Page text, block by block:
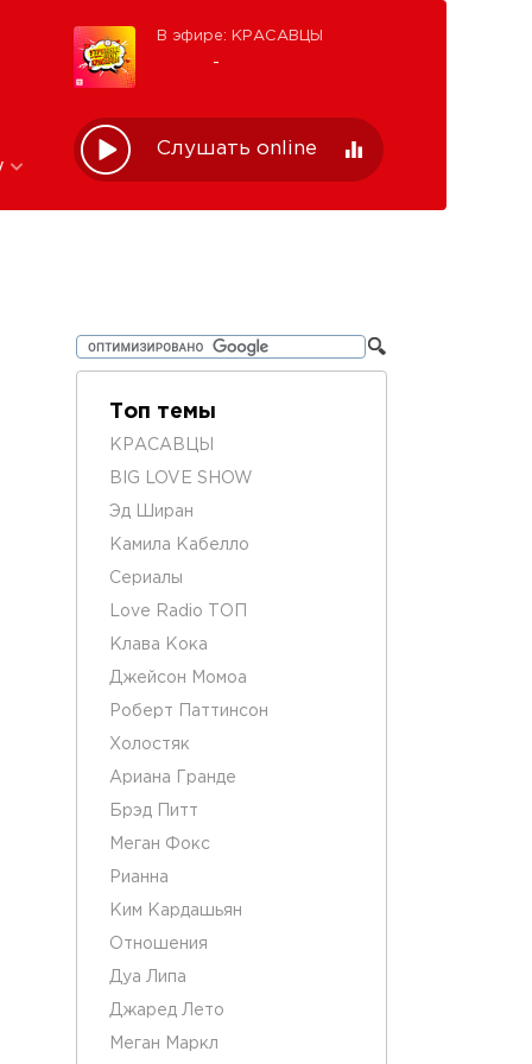
В эфире: КРАСАВЦЫ
Слушать online
Топ темы
КРАСАВЦЫ
BIG LOVE SHOW
Эд Ширан
Камила Кабелло
Сериалы
Love Radio ТОП
Клава Кока
Джейсон Момоа
Роберт Паттинсон
Холостяк
Ариана Гранде
Брэд Питт
Меган Фокс
Рианна
Ким Кардашьян
Отношения
Дуа Липа
Джаред Лето
Меган Маркл